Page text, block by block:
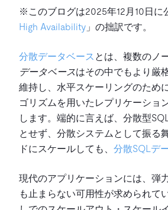
※このブログは2025年12月10日に
High Availability」の拙訳です。
分散データベース とは、複数のノ
データベースはその中でもより厳
維持し、水平スケーリングのため
ゴリズムを用いたレプリケーショ
します。端的に言えば、分散型
とせず、分散システムとして振る
ドにスケールしても、 分散SQLデ
現代のアプリケーションには、弾
も止まらない可用性が求められて